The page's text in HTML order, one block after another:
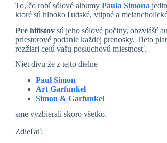
To, čo robí sólové albumy Paula Simona
ktoré sú hlboko ľudské, vtipné a
Pre hifistov sú jeho sólové počiny, obzvlášť
priestorové podanie každej prenosky. Tieto
rozžiari celú vašu posluchovú miestnosť.
Niet divu že z tejto dielne
Paul Simon
Art Garfunkel
Simon & Garfunkel
sme vyzbierali skoro všetko.
Zdieľať: